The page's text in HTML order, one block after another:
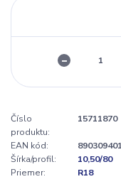
Číslo
produktu:
15711870
EAN kód:
Šírka/profil:
10,50/80
Priemer:
R18